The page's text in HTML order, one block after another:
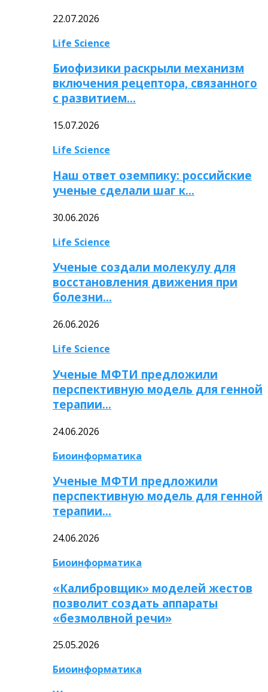
22.07.2026
Life Science
Биофизики раскрыли механизм
включения рецептора, связанного
с развитием…
15.07.2026
Life Science
Наш ответ оземпику: российские
ученые сделали шаг к…
30.06.2026
Life Science
Ученые создали молекулу для
восстановления движения при
болезни…
26.06.2026
Life Science
Ученые МФТИ предложили
перспективную модель для генной
терапии…
24.06.2026
Биоинформатика
Ученые МФТИ предложили
перспективную модель для генной
терапии…
24.06.2026
Биоинформатика
«Калибровщик» моделей жестов
позволит создать аппараты
«безмолвной речи»
25.05.2026
Биоинформатика